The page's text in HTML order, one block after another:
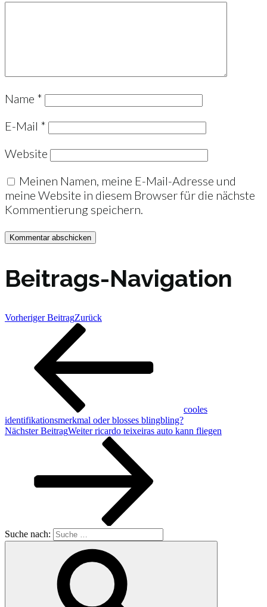
Name *
E-Mail *
Website
Meinen Namen, meine E-Mail-Adresse und
meine Website in diesem Browser für die nächste
Kommentierung speichern.
Beitrags-Navigation
Vorheriger BeitragZurück
cooles
identifikationsmerkmal oder blosses blingbling?
Nächster BeitragWeiter ricardo teixeiras auto kann fliegen
Suche nach: